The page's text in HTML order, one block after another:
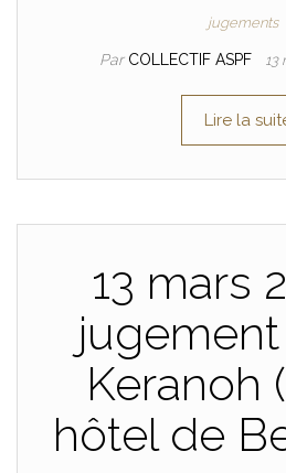
jugements
Par COLLECTIF ASPF 13
Lire la
13 mars
jugement
Keranoh
hôtel de